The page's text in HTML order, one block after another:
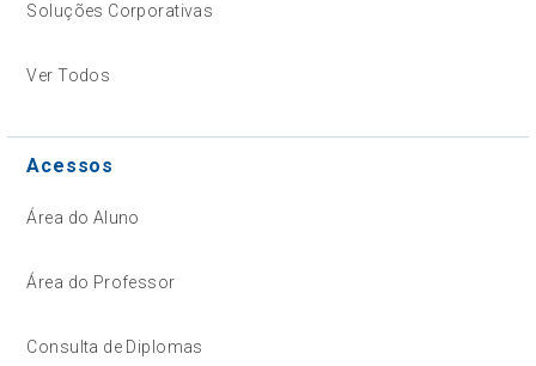
Soluções Corporativas
Ver Todos
Acessos
Área do Aluno
Área do Professor
Consulta de Diplomas